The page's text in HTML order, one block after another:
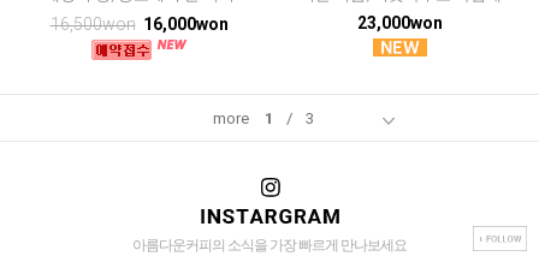
16,500won 16,000won 23,000won
more 1 / 3
아름다운커피의 소식을 가장 빠르게 만나보세요